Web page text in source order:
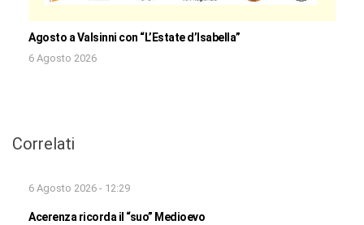
Agosto a Valsinni con “L’Estate d’Isabella”
6 Agosto 2026
Correlati
6 Agosto 2026 - 12:29
Acerenza ricorda il “suo” Medioevo